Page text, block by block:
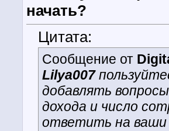
начать?
Цитата:
Сообщение от
Lilya007
добавлять
дохода и число
ответить на ваши